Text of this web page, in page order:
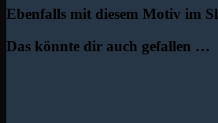
Ebenfalls mit diesem Motiv im
Das könnte dir auch gefallen …